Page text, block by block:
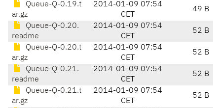
Queue-Q-0.19.t
ar.gz
2014-01-09 07:54
CET
49 B
Queue-Q-0.20.
readme
2014-01-09 07:54
CET
52 B
Queue-Q-0.20.t
ar.gz
2014-01-09 07:54
CET
52 B
Queue-Q-0.21.
readme
2014-01-09 07:54
CET
52 B
Queue-Q-0.21.t
ar.gz
2014-01-09 07:54
CET
52 B